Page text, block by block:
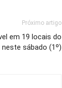
Próximo artigo
em 19 locais do
neste sábado (1º)